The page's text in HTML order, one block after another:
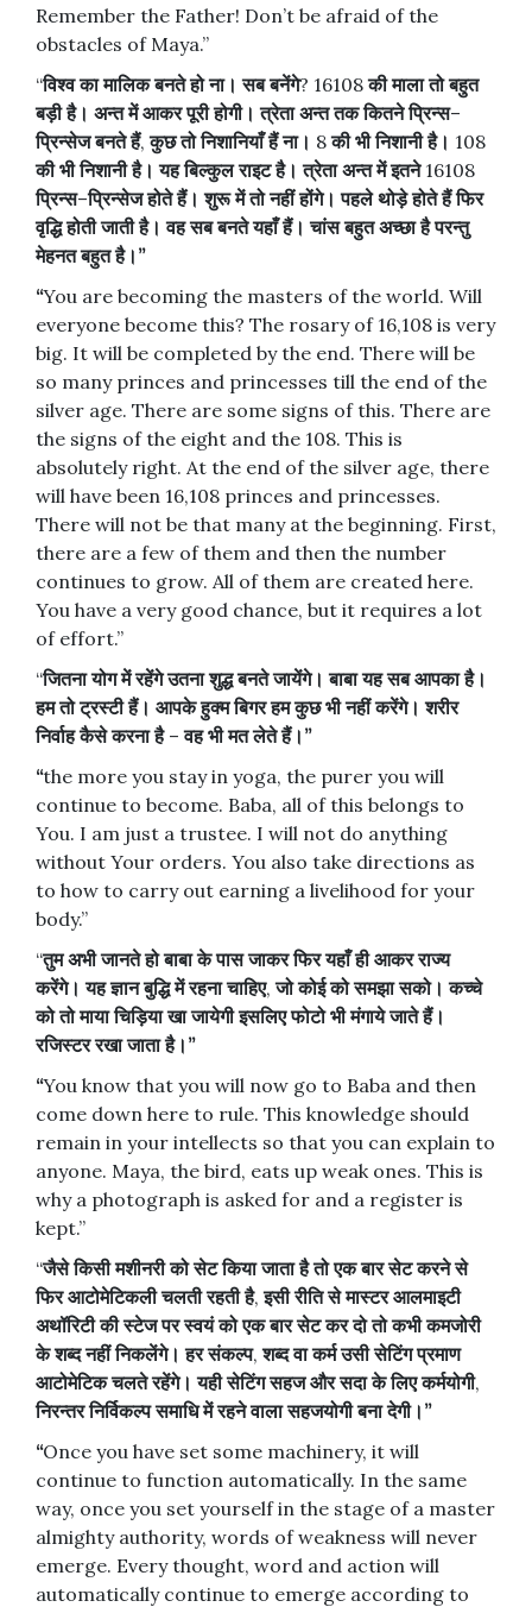
Remember the Father! Don’t be afraid of the
obstacles of Maya.”
“विश्व का मालिक बनते हो ना। सब बनेंगे? 16108की माला तो बहुत
बड़ी है। अन्त में आकर पूरी होगी। त्रेता अन्त तक कितने प्रिन्स–
प्रिन्सेज बनते हैं,कुछ तो निशानियाँ हैं ना। 8की भी निशानी है। 108
की भी निशानी है। यह बिल्कुल राइट है। त्रेता अन्त में इतने16108
प्रिन्स–प्रिन्सेज होते हैं। शुरू में तो नहीं होंगे। पहले थोड़े होते हैं फिर
वृद्धि होती जाती है। वह सब बनते यहाँ हैं। चांस बहुत अच्छा है परन्तु
मेहनत बहुत है। ”
“You are becoming the masters of the world. Will
everyone become this? The rosary of 16,108 is very
big. It will be completed by the end. There will be
so many princes and princesses till the end of the
silver age. There are some signs of this. There are
the signs of the eight and the 108. This is
absolutely right. At the end of the silver age, there
will have been 16,108 princes and princesses.
There will not be that many at the beginning. First,
there are a few of them and then the number
continues to grow. All of them are created here.
You have a very good chance, but it requires a lot
of effort.”
“जितना योग में रहेंगे उतना शुद्ध बनते जायेंगे। बाबा यह सब आपका है।
हम तो ट्रस्टी हैं। आपके हुक्म बिगर हम कुछ भी नहीं करेंगे। शरीर
निर्वाह कैसे करना है–वह भी मत लेते हैं। ”
“the more you stay in yoga, the purer you will
continue to become. Baba, all of this belongs to
You. I am just a trustee. I will not do anything
without Your orders. You also take directions as
to how to carry out earning a livelihood for your
body.”
“तुम अभी जानते हो बाबा के पास जाकर फिर यहाँ ही आकर राज्य
करेंगे। यह ज्ञान बुद्धि में रहना चाहिए,जो कोई को समझा सको। कच्चे
को तो माया चिड़िया खा जायेगी इसलिए फोटो भी मंगाये जाते हैं।
रजिस्टर रखा जाता है। ”
“You know that you will now go to Baba and then
come down here to rule. This knowledge should
remain in your intellects so that you can explain to
anyone. Maya, the bird, eats up weak ones. This is
why a photograph is asked for and a register is
kept.”
“जैसे किसी मशीनरी को सेट किया जाता है तो एक बार सेट करने से
फिर आटोमेटिकली चलती रहती है,इसी रीति से मास्टर आलमाइटी
अथॉरिटी की स्टेज पर स्वयं को एक बार सेट कर दो तो कभी कमजोरी
के शब्द नहीं निकलेंगे। हर संकल्प,शब्द वा कर्म उसी सेटिंग प्रमाण
आटोमेटिक चलते रहेंगे। यही सेटिंग सहज और सदा के लिए कर्मयोगी,
निरन्तर निर्विकल्प समाधि में रहने वाला सहजयोगी बना देगी। ”
“Once you have set some machinery, it will
continue to function automatically. In the same
way, once you set yourself in the stage of a master
almighty authority, words of weakness will never
emerge. Every thought, word and action will
automatically continue to emerge according to